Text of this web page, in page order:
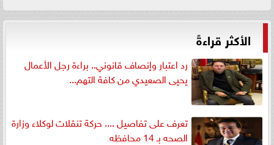
الأكثر قراءةً
رد اعتبار وإنصاف قانوني.. براءة رجل الأعمال
يحيى الصعيدي من كافة التهم...
تعرف على تفاصيل .... حركة تنقلات لوكلاء وزارة
الصحه بـ 14 محافظه